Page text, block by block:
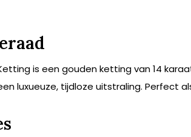
is een gouden ketting van 14
luxueuze, tijdloze uitstraling. Perfect